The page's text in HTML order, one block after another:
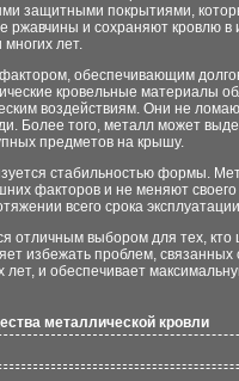
защитными покрытиями,
ржавчины и сохраняют кровлю в
лет.
обеспечивающим
кровельные материалы
воздействиям. Они не
Более того, металл может
предметов на крышу.
стабильностью формы.
факторов и не меняют
всего срока
отличным выбором для тех, кто
избежать проблем, связанных
и обеспечивает
металлической кровли